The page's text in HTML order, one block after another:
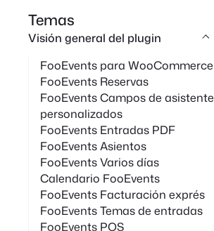
c
a
Temas
Visión general del plugin
FooEvents para WooCommerce
FooEvents Reservas
FooEvents Campos de asistente
personalizados
FooEvents Entradas PDF
FooEvents Asientos
FooEvents Varios días
Calendario FooEvents
FooEvents Facturación exprés
FooEvents Temas de entradas
FooEvents POS